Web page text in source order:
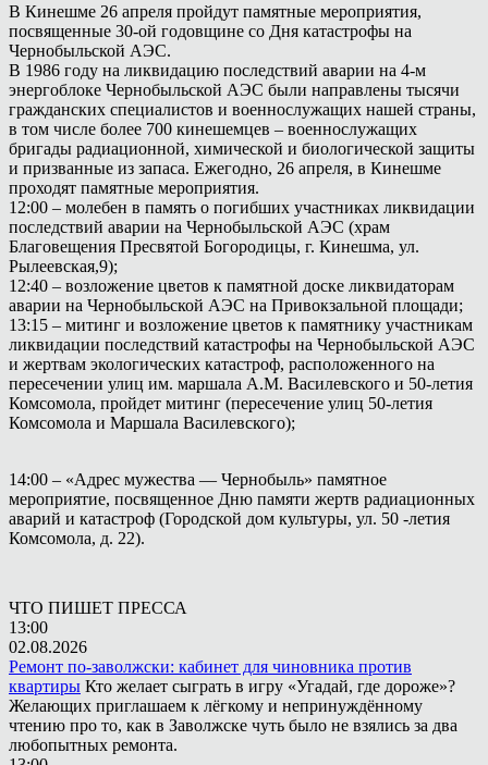
В Кинешме 26 апреля пройдут памятные мероприятия,
посвященные 30-ой годовщине со Дня катастрофы на
Чернобыльской АЭС.
В 1986 году на ликвидацию последствий аварии на 4-м
энергоблоке Чернобыльской АЭС были направлены тысячи
гражданских специалистов и военнослужащих нашей страны,
в том числе более 700 кинешемцев – военнослужащих
бригады радиационной, химической и биологической защиты
и призванные из запаса. Ежегодно, 26 апреля, в Кинешме
проходят памятные мероприятия.
12:00 – молебен в память о погибших участниках ликвидации
последствий аварии на Чернобыльской АЭС (храм
Благовещения Пресвятой Богородицы, г. Кинешма, ул.
Рылеевская,9);
12:40 – возложение цветов к памятной доске ликвидаторам
аварии на Чернобыльской АЭС на Привокзальной площади;
13:15 – митинг и возложение цветов к памятнику участникам
ликвидации последствий катастрофы на Чернобыльской АЭС
и жертвам экологических катастроф, расположенного на
пересечении улиц им. маршала А.М. Василевского и 50-летия
Комсомола, пройдет митинг (пересечение улиц 50-летия
Комсомола и Маршала Василевского);
14:00 – «Адрес мужества — Чернобыль» памятное
мероприятие, посвященное Дню памяти жертв радиационных
аварий и катастроф (Городской дом культуры, ул. 50 -летия
Комсомола, д. 22).
ЧТО ПИШЕТ ПРЕССА
13:00
02.08.2026
Ремонт по-заволжски: кабинет для чиновника против
квартиры Кто желает сыграть в игру «Угадай, где дороже»?
Желающих приглашаем к лёгкому и непринуждённому
чтению про то, как в Заволжске чуть было не взялись за два
любопытных ремонта.